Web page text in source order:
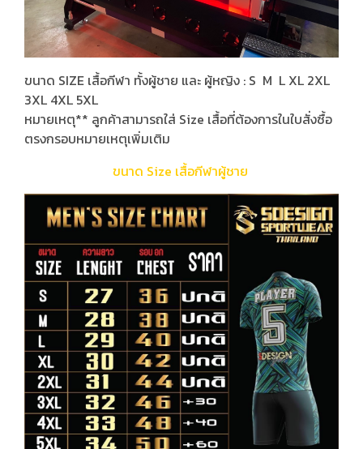
ขนาด SIZE เสื้อกีฬา ทั้งผู้ชาย และ ผู้หญิง : S M L XL 2XL
3XL 4XL 5XL
หมายเหตุ** ลูกค้าสามารถใส่ Size เสื้อที่ต้องการในใบสั่งซื้อ
ตรงกรอบหมายเหตุเพิ่มเติม
ขนาด Size เสื้อกีฬาผู้ชาย